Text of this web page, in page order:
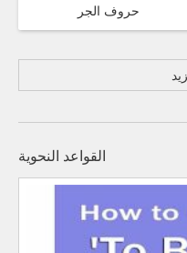
حروف الجر
القواعد النحوية